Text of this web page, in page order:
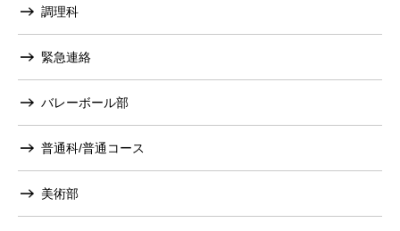
調理科
緊急連絡
バレーボール部
普通科/普通コース
美術部